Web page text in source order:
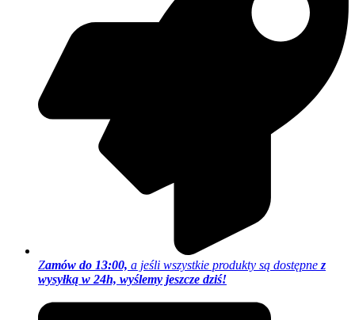
Zamów do 13:00, a jeśli wszystkie produkty są dostępne z
wysyłką w 24h, wyślemy jeszcze dziś!